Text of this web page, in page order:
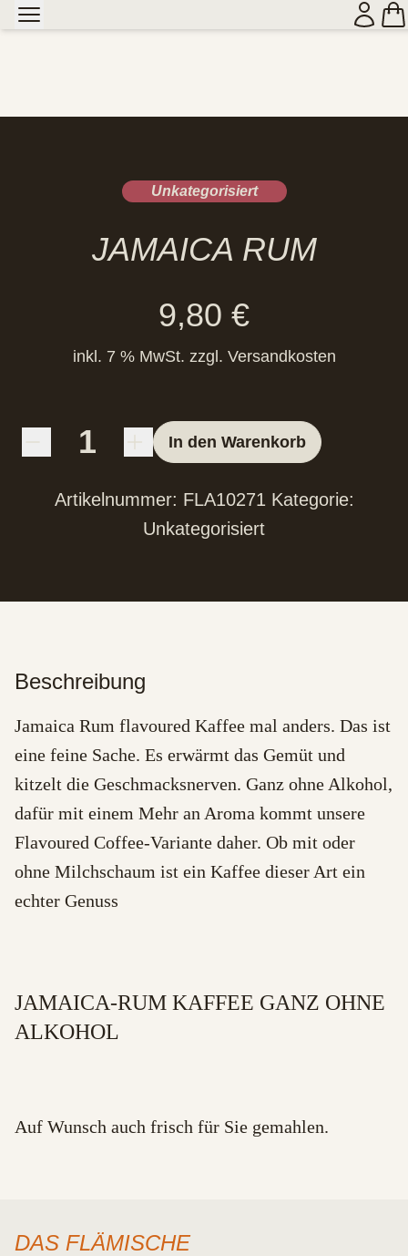
Unkategorisiert
JAMAICA RUM
9,80 €
inkl. 7 % MwSt. zzgl. Versandkosten
In den Warenkorb
Artikelnummer: FLA10271 Kategorie:
Unkategorisiert
Beschreibung
Jamaica Rum flavoured Kaffee mal anders. Das ist
eine feine Sache. Es erwärmt das Gemüt und
kitzelt die Geschmacksnerven. Ganz ohne Alkohol,
dafür mit einem Mehr an Aroma kommt unsere
Flavoured Coffee-Variante daher. Ob mit oder
ohne Milchschaum ist ein Kaffee dieser Art ein
echter Genuss
JAMAICA-RUM KAFFEE GANZ OHNE
ALKOHOL
Auf Wunsch auch frisch für Sie gemahlen.
DAS FLÄMISCHE